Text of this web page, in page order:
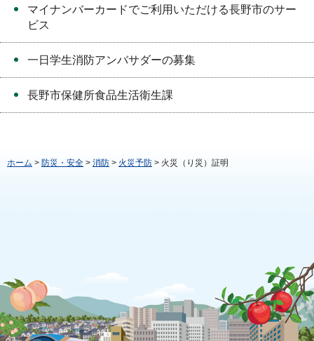
マイナンバーカードでご利用いただける長野市のサー
ビス
一日学生消防アンバサダーの募集
長野市保健所食品生活衛生課
ホーム > 防災・安全 > 消防 > 火災予防 > 火災（り災）証明